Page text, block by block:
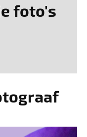
foto's